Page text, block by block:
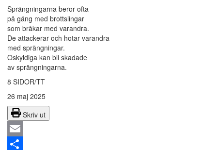
Sprängningarna beror ofta
på gäng med brottslingar
som bråkar med varandra.
De attackerar och hotar varandra
med sprängningar.
Oskyldiga kan bli skadade
av sprängningarna.
8 SIDOR/TT
26 maj 2025
Skriv ut
Email